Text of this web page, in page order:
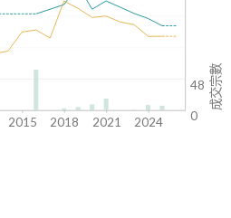
48
0
2015 2018 2021 2024
成交宗數